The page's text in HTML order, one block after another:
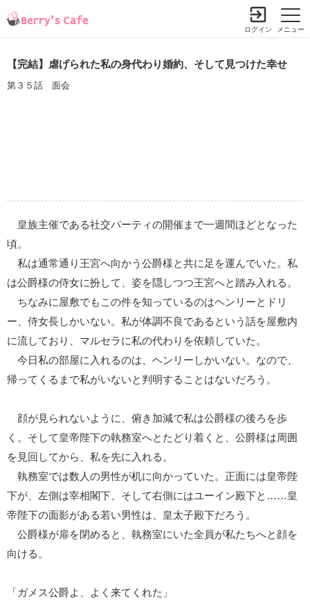
メニュー
ログイン
【完結】虐げられた私の身代わり婚約、そして見つけた幸せ
第３５話 面会
皇族主催である社交パーティの開催まで一週間ほどとなった
頃。
私は通常通り王宮へ向かう公爵様と共に足を運んでいた。私
は公爵様の侍女に扮して、姿を隠しつつ王宮へと踏み入れる。
ちなみに屋敷でもこの件を知っているのはヘンリーとドリ
ー、侍女長しかいない。私が体調不良であるという話を屋敷内
に流しており、マルセラに私の代わりを依頼していた。
今日私の部屋に入れるのは、ヘンリーしかいない。なので、
帰ってくるまで私がいないと判明することはないだろう。
顔が見られないように、俯き加減で私は公爵様の後ろを歩
く。そして皇帝陛下の執務室へとたどり着くと、公爵様は周囲
を見回してから、私を先に入れる。
執務室では数人の男性が机に向かっていた。正面には皇帝陛
下が、左側は宰相閣下、そして右側にはユーイン殿下と……皇
帝陛下の面影がある若い男性は、皇太子殿下だろう。
公爵様が扉を閉めると、執務室にいた全員が私たちへと顔を
向ける。
「ガメス公爵よ、よく来てくれた」